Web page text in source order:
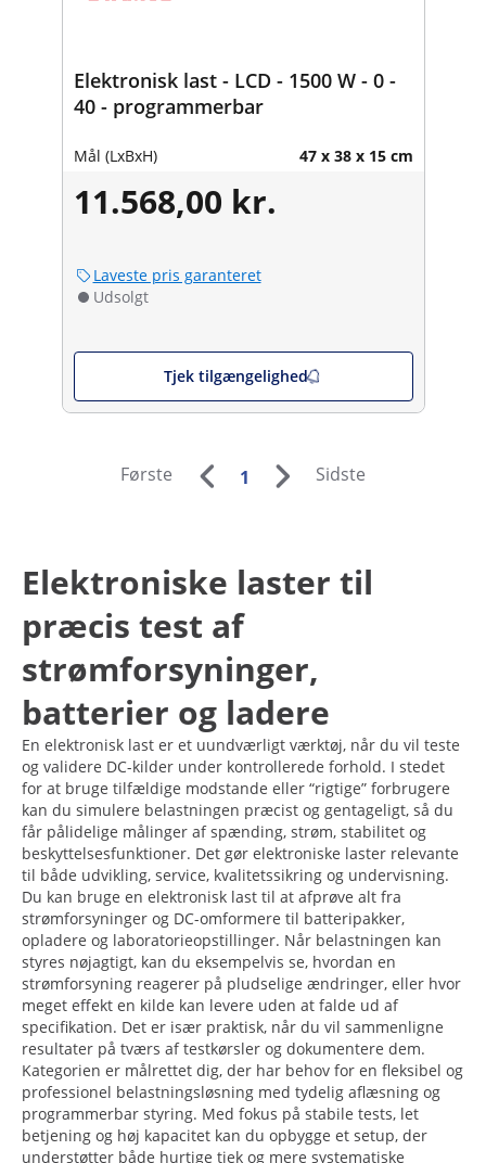
Elektronisk last - LCD - 1500 W - 0 -
40 - programmerbar
Mål (LxBxH) 47 x 38 x 15 cm
11.568,00 kr.
Laveste pris garanteret
Udsolgt
Tjek tilgængelighed
Første 1 Sidste
Elektroniske laster til
præcis test af
strømforsyninger,
batterier og ladere
En elektronisk last er et uundværligt værktøj, når du vil teste
og validere DC-kilder under kontrollerede forhold. I stedet
for at bruge tilfældige modstande eller “rigtige” forbrugere
kan du simulere belastningen præcist og gentageligt, så du
får pålidelige målinger af spænding, strøm, stabilitet og
beskyttelsesfunktioner. Det gør elektroniske laster relevante
til både udvikling, service, kvalitetssikring og undervisning.
Du kan bruge en elektronisk last til at afprøve alt fra
strømforsyninger og DC-omformere til batteripakker,
opladere og laboratorieopstillinger. Når belastningen kan
styres nøjagtigt, kan du eksempelvis se, hvordan en
strømforsyning reagerer på pludselige ændringer, eller hvor
meget effekt en kilde kan levere uden at falde ud af
specifikation. Det er især praktisk, når du vil sammenligne
resultater på tværs af testkørsler og dokumentere dem.
Kategorien er målrettet dig, der har behov for en fleksibel og
professionel belastningsløsning med tydelig aflæsning og
programmerbar styring. Med fokus på stabile tests, let
betjening og høj kapacitet kan du opbygge et setup, der
understøtter både hurtige tjek og mere systematiske